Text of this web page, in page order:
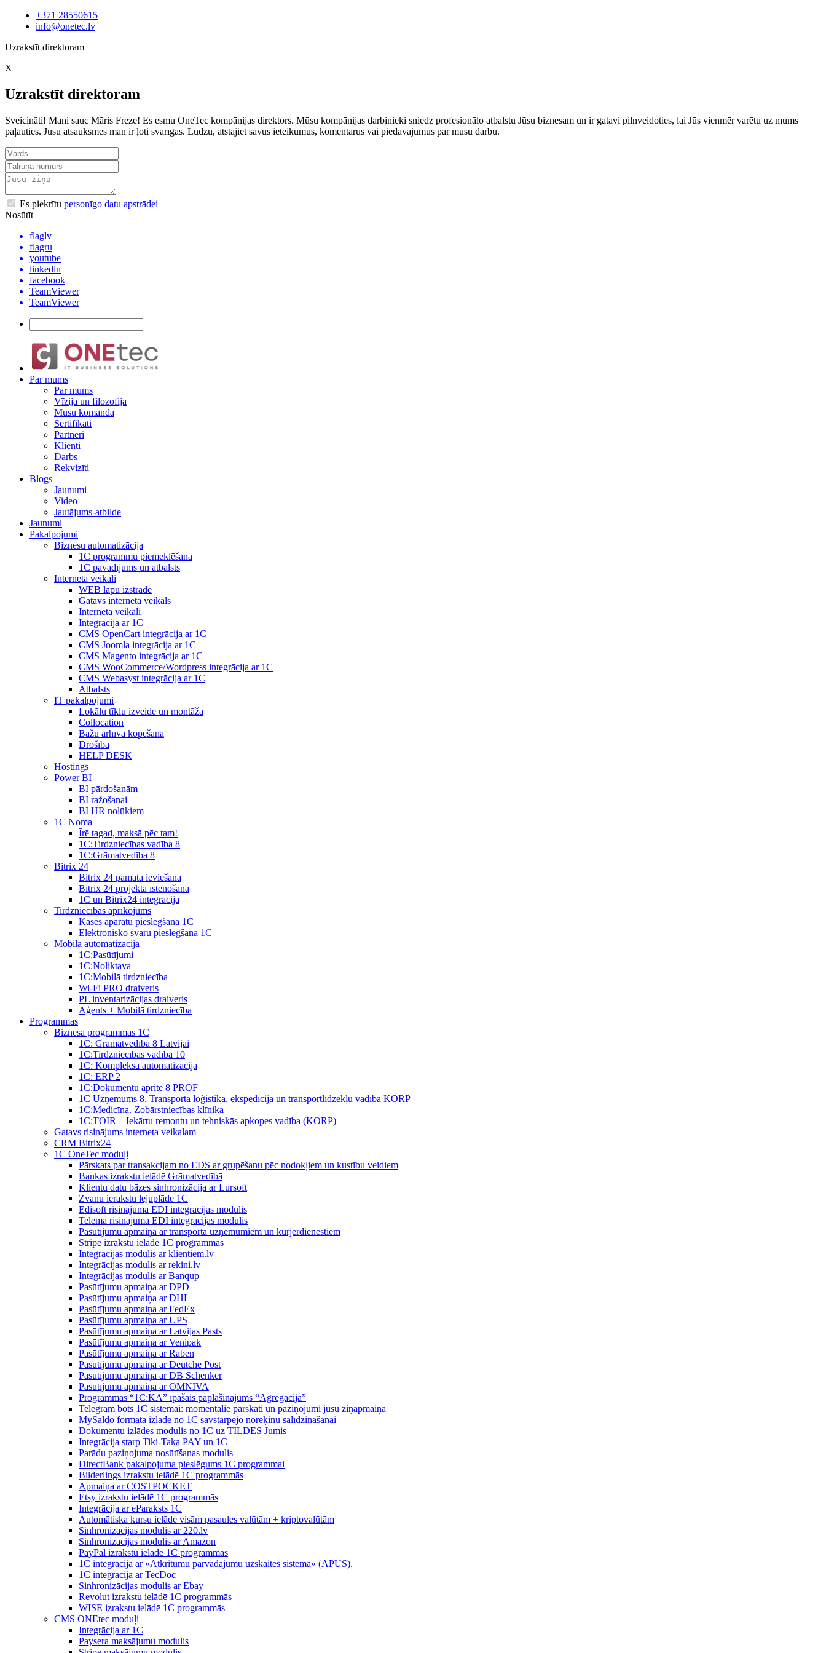
+371 28550615
info@onetec.lv
Uzrakstīt direktoram
X
Uzrakstīt direktoram
Sveicināti! Mani sauc Māris Freze! Es esmu OneTec kompānijas direktors. Mūsu kompānijas darbinieki sniedz profesionālo atbalstu Jūsu biznesam un ir gatavi pilnveidoties, lai Jūs vienmēr varētu uz mums
paļauties. Jūsu atsauksmes man ir ļoti svarīgas. Lūdzu, atstājiet savus ieteikumus, komentārus vai piedāvājumus par mūsu darbu.
Es piekrītu personīgo datu apstrādei
Nosūtīt
flaglv
flagru
youtube
linkedin
facebook
TeamViewer
TeamViewer
Par mums
Par mums
Vīzija un filozofija
Mūsu komanda
Sertifikāti
Partneri
Klienti
Darbs
Rekvizīti
Blogs
Jaunumi
Video
Jautājums-atbilde
Jaunumi
Pakalpojumi
Biznesu automatizācija
1С programmu piemeklēšana
1С pavadījums un atbalsts
Interneta veikali
WEB lapu izstrāde
Gatavs interneta veikals
Interneta veikali
Integrācija ar 1C
CMS OpenCart integrācija ar 1C
CMS Joomla integrācija ar 1C
CMS Magento integrācija ar 1C
CMS WooCommerce/Wordpress integrācija ar 1C
CMS Webasyst integrācija ar 1C
Atbalsts
IT pakalpojumi
Lokālu tīklu izveide un montāža
Collocation
Bāžu arhīva kopēšana
Drošība
HELP DESK
Hostings
Power BI
BI pārdošanām
BI ražošanai
BI HR nolūkiem
1C Noma
Īrē tagad, maksā pēc tam!
1С:Tirdzniecības vadība 8
1С:Grāmatvedība 8
Bitrix 24
Bitrix 24 pamata ieviešana
Bitrix 24 projekta īstenošana
1C un Bitrix24 integrācija
Tirdzniecības aprīkojums
Kases aparātu pieslēgšana 1C
Elektronisko svaru pieslēgšana 1C
Mobilā automatizācija
1С:Pasūtījumi
1С:Noliktava
1С:Mobilā tirdzniecība
Wi-Fi PRO draiveris
PL inventarizācijas draiveris
Aģents + Mobilā tirdzniecība
Programmas
Biznesa programmas 1C
1C: Grāmatvedība 8 Latvijai
1C:Tirdzniecības vadība 10
1С: Kompleksa automatizācija
1C: ERP 2
1С:Dokumentu aprite 8 PROF
1C Uzņēmums 8. Transporta loģistika, ekspedīcija un transportlīdzekļu vadība KORP
1C:Medicīna. Zobārstniecības klīnika
1C:TOIR – Iekārtu remontu un tehniskās apkopes vadība (KORP)
Gatavs risinājums interneta veikalam
CRM Bitrix24
1С OneTec moduļi
Pārskats par transakcijam no EDS ar grupēšanu pēc nodokļiem un kustību veidiem
Bankas izrakstu ielādē Grāmatvedībā
Klientu datu bāzes sinhronizācija ar Lursoft
Zvanu ierakstu lejuplāde 1C
Edisoft risinājuma EDI integrācijas modulis
Telema risinājuma EDI integrācijas modulis
Pasūtījumu apmaiņa ar transporta uzņēmumiem un kurjerdienestiem
Stripe izrakstu ielādē 1C programmās
Integrācijas modulis ar klientiem.lv
Integrācijas modulis ar rekini.lv
Integrācijas modulis ar Banqup
Pasūtījumu apmaiņa ar DPD
Pasūtījumu apmaiņa ar DHL
Pasūtījumu apmaiņa ar FedEx
Pasūtījumu apmaiņa ar UPS
Pasūtījumu apmaiņa ar Latvijas Pasts
Pasūtījumu apmaiņa ar Venipak
Pasūtījumu apmaiņa ar Raben
Pasūtījumu apmaiņa ar Deutche Post
Pasūtījumu apmaiņa ar DB Schenker
Pasūtījumu apmaiņa ar OMNIVA
Programmas “1C:KA” īpašais paplašinājums “Agregācija”
Telegram bots 1C sistēmai: momentālie pārskati un paziņojumi jūsu ziņapmaiņā
MySaldo formāta izlāde no 1C savstarpējo norēķinu salīdzināšanai
Dokumentu izlādes modulis no 1C uz TILDES Jumis
Integrācija starp Tiki-Taka PAY un 1C
Parādu paziņojuma nosūtīšanas modulis
DirectBank pakalpojuma pieslēgums 1C programmai
Bilderlings izrakstu ielādē 1C programmās
Apmaiņa ar COSTPOCKET
Etsy izrakstu ielādē 1C programmās
Integrācija ar eParaksts 1C
Automātiska kursu ielāde visām pasaules valūtām + kriptovalūtām
Sinhronizācijas modulis ar 220.lv
Sinhronizācijas modulis ar Amazon
PayPal izrakstu ielādē 1C programmās
1C integrācija ar «Atkritumu pārvadājumu uzskaites sistēma» (APUS).
1C integrācija ar TecDoc
Sinhronizācijas modulis ar Ebay
Revolut izrakstu ielādē 1C programmās
WISE izrakstu ielādē 1C programmās
CMS ONEtec moduļi
Integrācija ar 1C
Paysera maksājumu modulis